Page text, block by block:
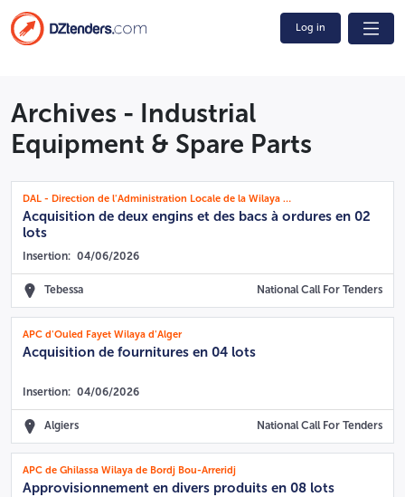
Log in
Archives - Industrial
Equipment & Spare Parts
DAL - Direction de l'Administration Locale de la Wilaya de Tébessa
Acquisition de deux engins et des bacs à ordures en 02
lots
Insertion: 04/06/2026
Tebessa National Call For Tenders
APC d'Ouled Fayet Wilaya d'Alger
Acquisition de fournitures en 04 lots
Insertion: 04/06/2026
Algiers National Call For Tenders
APC de Ghilassa Wilaya de Bordj Bou-Arreridj
Approvisionnement en divers produits en 08 lots